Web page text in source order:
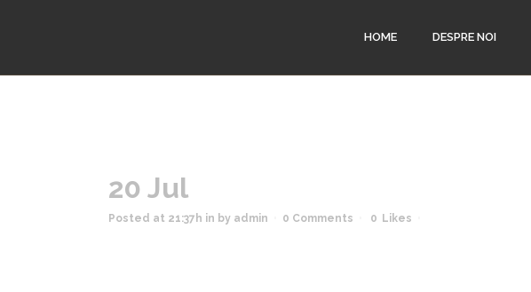
HOME DESPRE NOI
20 Jul
Posted at 21:37h in by admin 0 Comments 0 Likes